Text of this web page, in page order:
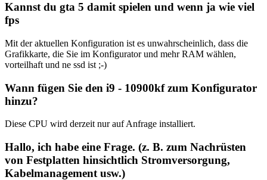
Kannst du gta 5 damit spielen und wenn ja wie viel
fps
Mit der aktuellen Konfiguration ist es unwahrscheinlich, dass die
Grafikkarte, die Sie im Konfigurator und mehr RAM wählen,
vorteilhaft und ne ssd ist ;-)
Wann fügen Sie den i9 - 10900kf zum Konfigurator
hinzu?
Diese CPU wird derzeit nur auf Anfrage installiert.
Hallo, ich habe eine Frage. (z. B. zum Nachrüsten
von Festplatten hinsichtlich Stromversorgung,
Kabelmanagement usw.)